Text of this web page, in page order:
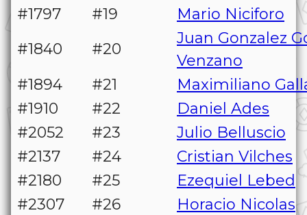
#1797
#19
Mario Niciforo
#1840
#20
Juan Gonzalez
Venzano
#1894
#21
Maximiliano
#1910
#22
Daniel Ades
#2052
#23
Julio Belluscio
#2137
#24
Cristian Vilches
#2180
#25
Ezequiel Lebed
#2307
#26
Horacio Nicolas